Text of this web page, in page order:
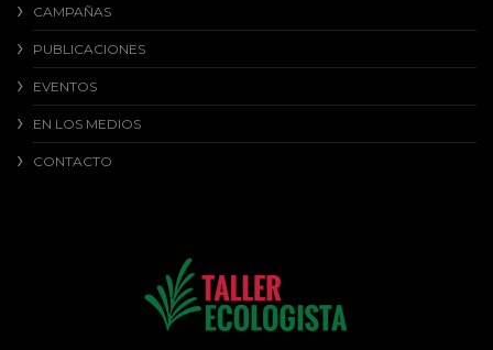
CAMPAÑAS
PUBLICACIONES
EVENTOS
EN LOS MEDIOS
CONTACTO